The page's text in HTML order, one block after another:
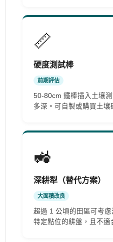
📏
硬度測試棒
前期評估
50-80cm 鐵棒插入土壤
多深。可自製或購買土壤
🚜
深耕犁（替代方案）
大面積改良
超過 1 公頃的田區可考
特定點位的耕盤，且不適